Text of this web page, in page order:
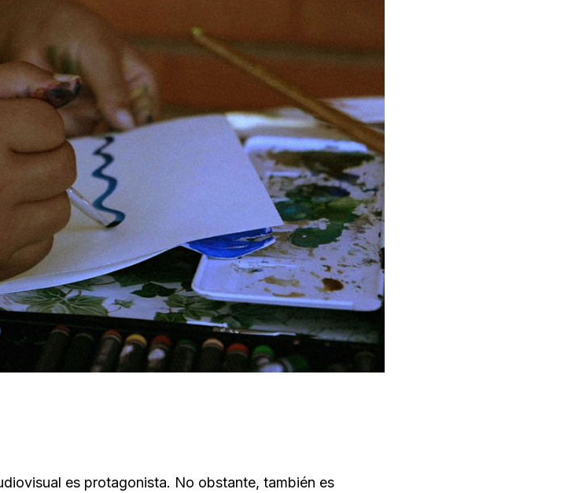
es protagonista. No obstante, también es